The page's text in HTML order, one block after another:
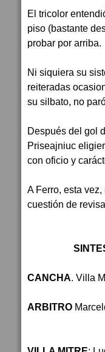
El tricolor
piso (bastante
probar por arriba.
Ni siquiera su
reiteradas
su silbato, no
Después del gol
Priseajniuc
con oficio y
A Ferro, esta
cuestión de
CANCHA. Villa
ARBITRO